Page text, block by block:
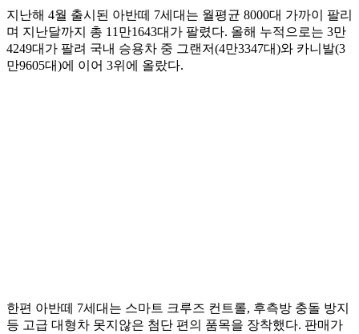
지난해 4월 출시된 아반떼 7세대는 월평균 8000대 가까이 팔리
며 지난달까지 총 11만1643대가 팔렸다. 올해 누적으로는 3만
4249대가 팔려 국내 승용차 중 그랜저(4만3347대)와 카니발(3
만9605대)에 이어 3위에 올랐다.
한편 아반떼 7세대는 스마트 크루즈 컨트롤, 후측방 충돌 방지
등 고급 대형차 못지않은 첨단 편의 품목을 장착했다. 판매가